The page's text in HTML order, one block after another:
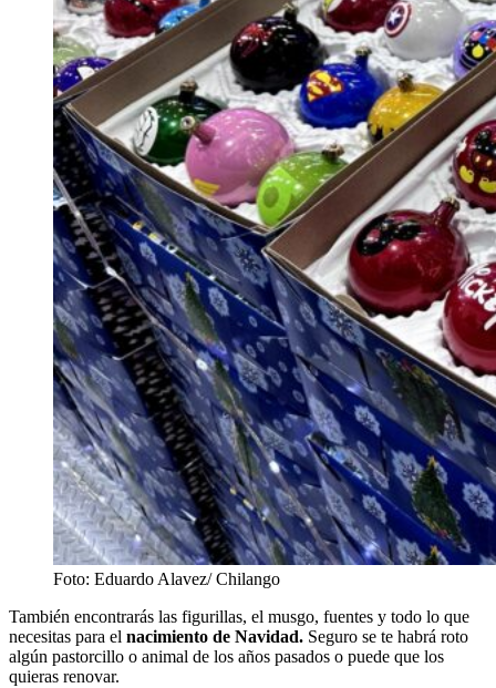
Foto: Eduardo Alavez/ Chilango
También encontrarás las figurillas, el musgo, fuentes y todo lo que
necesitas para el nacimiento de Navidad. Seguro se te habrá roto
algún pastorcillo o animal de los años pasados o puede que los
quieras renovar.